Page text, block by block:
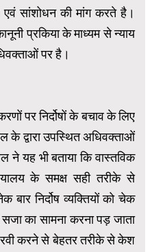
एवं सांशोधन की मांग करते है।
प्रकिया के माध्यम से न्याय
पर है।
पर निर्दोषों के बचाव के लिए
के द्वारा उपस्थित अधिवक्ताओं
ने यह भी बताया कि वास्तविक
के समक्ष सही तरीके से
निर्दोष व्यक्तियों को चेक
का सामना करना पड़ जाता
करने से बेहतर तरीके से केश